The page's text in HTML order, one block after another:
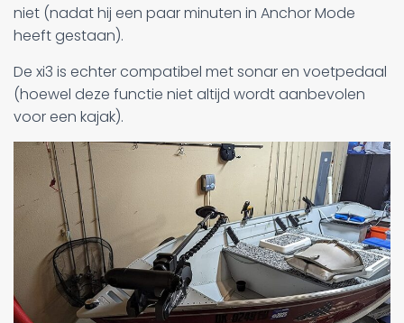
niet (nadat hij een paar minuten in Anchor Mode
heeft gestaan).
De xi3 is echter compatibel met sonar en voetpedaal
(hoewel deze functie niet altijd wordt aanbevolen
voor een kajak).